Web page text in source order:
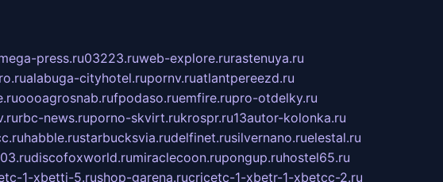
press.ru03223.ruweb-explore.rurastenuya.ru
alabuga-cityhotel.rupornv.ruatlantpereezd.ru
oooagrosnab.rufpodaso.ruemfire.rupro-otdelky.ru
rbc-news.ruporno-skvirt.rukrospr.ru13autor-kolonka.ru
habble.rustarbucksvia.rudelfinet.rusilvernano.ruelestal.ru
discofoxworld.rumiraclecoon.rupongup.ruhostel65.ru
1-xbetti-5.rushop-garena.rucricetc-1-xbetr-1-xbetcc-2.ru